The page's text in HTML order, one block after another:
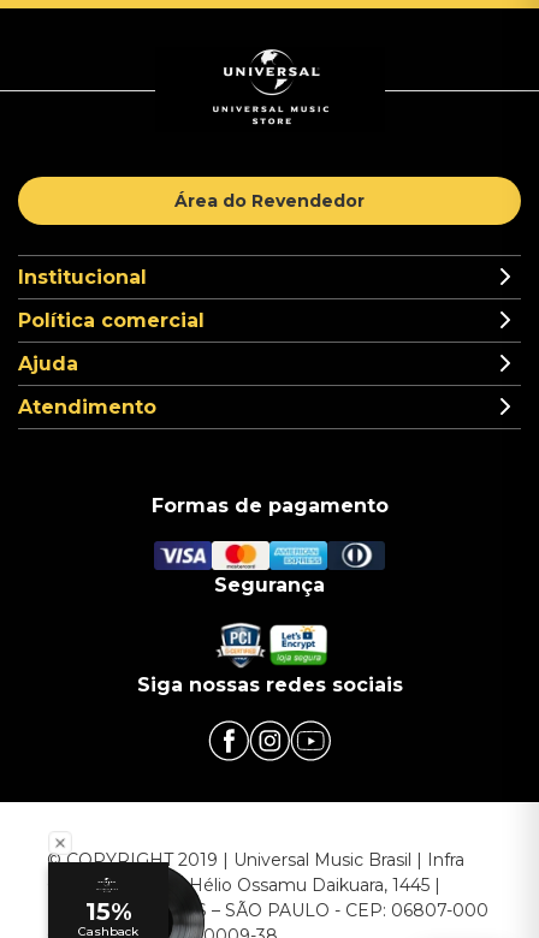
Área do Revendedor
Institucional
Política comercial
Ajuda
Atendimento
Formas de pagamento
Segurança
Siga nossas redes sociais
© COPYRIGHT 2019 | Universal Music Brasil | Infra
Commerce - Av. Hélio Ossamu Daikuara, 1445 |
EMBU DAS ARTES – SÃO PAULO - CEP: 06807-000